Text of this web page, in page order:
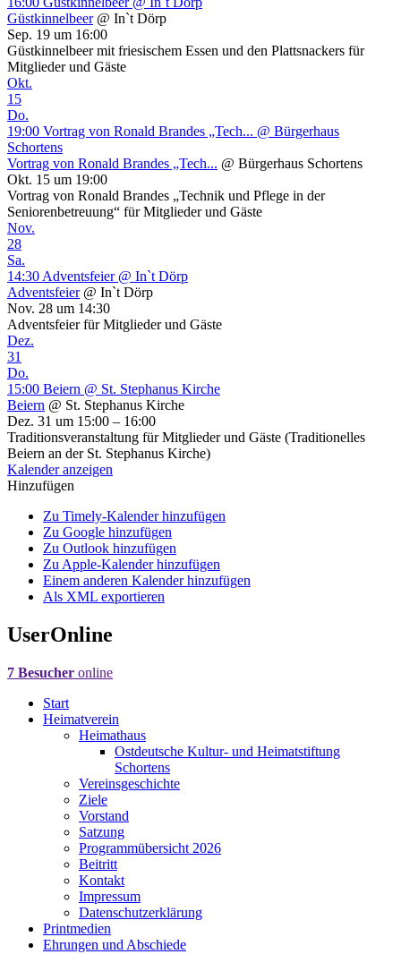
Güstkinnelbeer @ In`t Dörp
Sep. 19 um 16:00
Güstkinnelbeer mit friesischem Essen und den Plattsnackers für
Mitglieder und Gäste
Okt.
15
Do.
19:00 Vortrag von Ronald Brandes „Tech... @ Bürgerhaus
Schortens
Vortrag von Ronald Brandes „Tech... @ Bürgerhaus Schortens
Okt. 15 um 19:00
Vortrag von Ronald Brandes „Technik und Pflege in der
Seniorenbetreuung“ für Mitglieder und Gäste
Nov.
28
Sa.
14:30 Adventsfeier @ In`t Dörp
Adventsfeier @ In`t Dörp
Nov. 28 um 14:30
Adventsfeier für Mitglieder und Gäste
Dez.
31
Do.
15:00 Beiern @ St. Stephanus Kirche
Beiern @ St. Stephanus Kirche
Dez. 31 um 15:00 – 16:00
Traditionsveranstaltung für Mitglieder und Gäste (Traditionelles
Beiern an der St. Stephanus Kirche)
Kalender anzeigen
Hinzufügen
Zu Timely-Kalender hinzufügen
Zu Google hinzufügen
Zu Outlook hinzufügen
Zu Apple-Kalender hinzufügen
Einem anderen Kalender hinzufügen
Als XML exportieren
UserOnline
7 Besucher online
Start
Heimatverein
Heimathaus
Ostdeutsche Kultur- und Heimatstiftung
Schortens
Vereinsgeschichte
Ziele
Vorstand
Satzung
Programmübersicht 2026
Beitritt
Kontakt
Impressum
Datenschutzerklärung
Printmedien
Ehrungen und Abschiede